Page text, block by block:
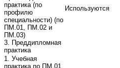
практика (по
профилю
специальности) (по
ПМ.01, ПМ.02 и
ПМ.03)
3. Преддипломная
практика
Используются
1. Учебная
практика по ПМ.01